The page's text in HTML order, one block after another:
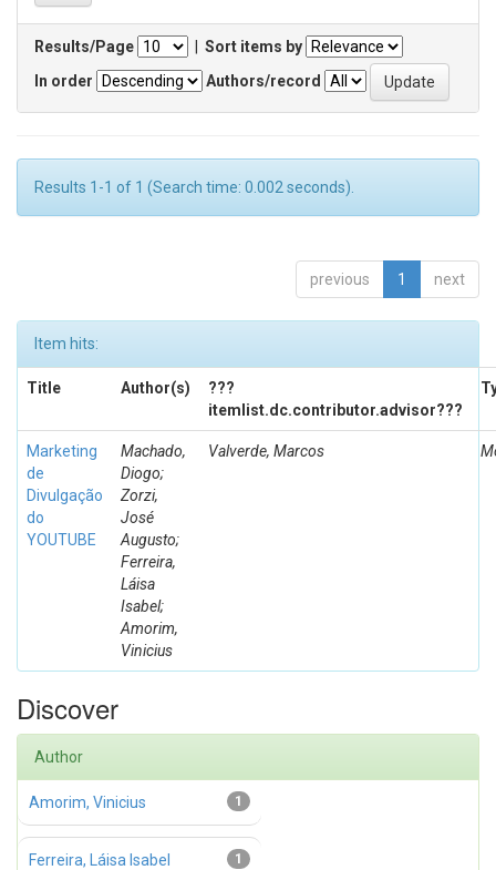
Results/Page
Sort items by
In order
Authors/record
Results 1-1 of 1 (Search time: 0.002 seconds).
previous 1 next
Item hits:
Title Author(s)
???
itemlist.dc.contributor.advisor???
Marketing
de
Divulgação
do
YOUTUBE
Machado,
Diogo;
Zorzi,
José
Augusto;
Ferreira,
Láisa
Isabel;
Amorim,
Vinicius
Valverde, Marcos
Discover
Author
1
Amorim, Vinicius
1
Ferreira, Láisa Isabel